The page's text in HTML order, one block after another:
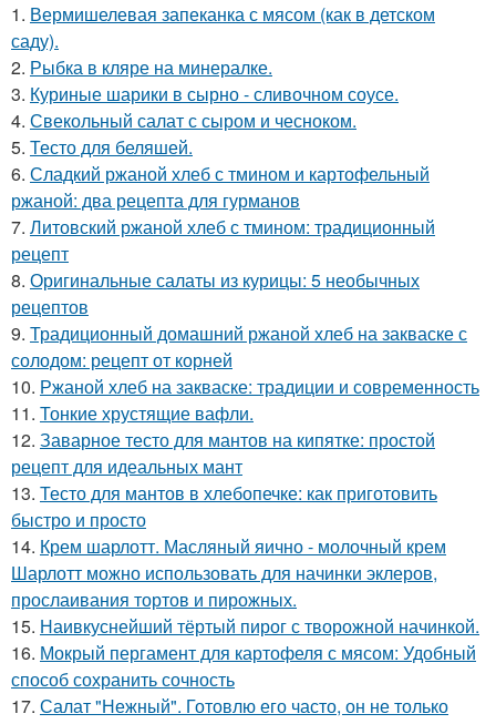
1. Вермишелевая запеканка с мясом (как в детском
саду).
2. Рыбка в кляре на минералке.
3. Куриные шарики в сырно - сливочном соусе.
4. Свекольный салат с сыром и чесноком.
5. Тесто для беляшей.
6. Сладкий ржаной хлеб с тмином и картофельный
ржаной: два рецепта для гурманов
7. Литовский ржаной хлеб с тмином: традиционный
рецепт
8. Оригинальные салаты из курицы: 5 необычных
рецептов
9. Традиционный домашний ржаной хлеб на закваске с
солодом: рецепт от корней
10. Ржаной хлеб на закваске: традиции и современность
11. Тонкие хрустящие вафли.
12. Заварное тесто для мантов на кипятке: простой
рецепт для идеальных мант
13. Тесто для мантов в хлебопечке: как приготовить
быстро и просто
14. Крем шарлотт. Масляный яично - молочный крем
Шарлотт можно использовать для начинки эклеров,
прослаивания тортов и пирожных.
15. Наивкуснейший тёртый пирог с творожной начинкой.
16. Мокрый пергамент для картофеля с мясом: Удобный
способ сохранить сочность
17. Салат "Нежный". Готовлю его часто, он не только